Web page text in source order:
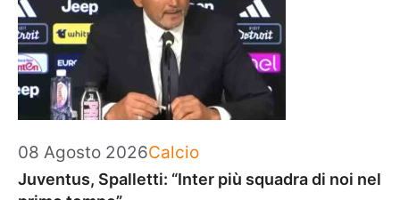
08 Agosto 2026Categorie
Calcio
Juventus, Spalletti: “Inter più squadra di noi nel